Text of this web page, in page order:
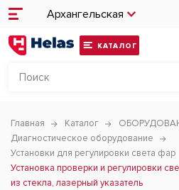
Архангельская
КАТАЛОГ
Главная Каталог
Диагностическое оборудование
Установки для регулировки света фар
Установка проверки и регулировки
из стекла, лазерный указатель